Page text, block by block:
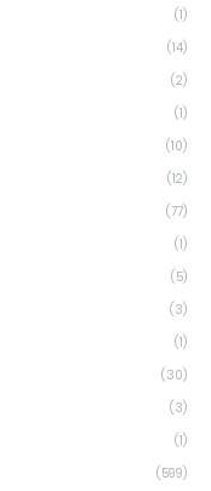
(1)
(14)
(2)
(1)
(10)
(12)
(77)
(1)
(5)
(3)
(1)
(30)
(3)
(1)
(599)